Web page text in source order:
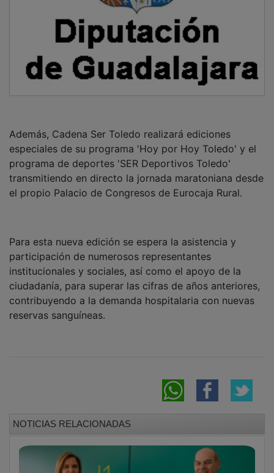
institucionales y sociales, así como el apoyo de la
ciudadanía, para superar las cifras de años anteriores,
contribuyendo a la demanda hospitalaria con nuevas
reservas sanguíneas.
NOTICIAS RELACIONADAS
Eurocaja Rural refuerza su equipo directivo